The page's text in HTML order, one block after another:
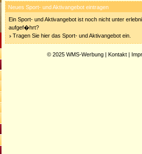
Neues Sport- und Aktivangebot eintragen
Ein Sport- und Aktivangebot ist noch nicht unter
aufgef�hrt?
Tragen Sie hier das Sport- und Aktivangebot ein.
© 2025 WMS-Werbung | Kontakt |